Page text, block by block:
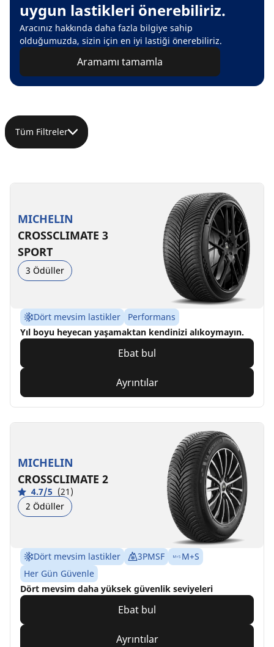
uygun lastikleri önerebiliriz.
Aracınız hakkında daha fazla bilgiye sahip
olduğumuzda, sizin için en iyi lastiği önerebiliriz.
Aramamı tamamla
Tüm Filtreler
MICHELIN
CROSSCLIMATE 3
SPORT
3 Ödüller
Dört mevsim lastikler
Performans
Yıl boyu heyecan yaşamaktan kendinizi alıkoymayın.
Ebat bul
Ayrıntılar
MICHELIN
CROSSCLIMATE 2
4.7/5 (21)
2 Ödüller
Dört mevsim lastikler 3PMSF
M+S
Her Gün Güvenle
Dört mevsim daha yüksek güvenlik seviyeleri
Ebat bul
Ayrıntılar